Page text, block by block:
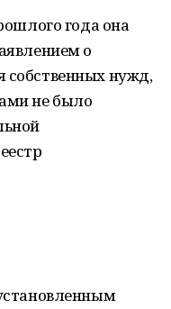
года она
о
собственных нужд,
не было